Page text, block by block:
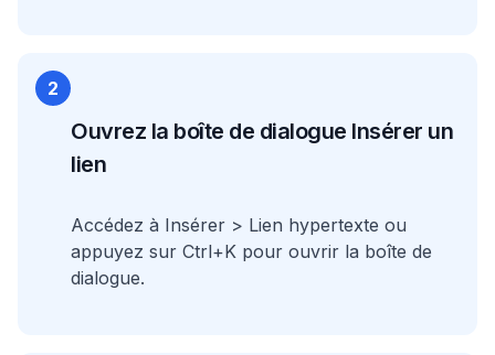
2
Ouvrez la boîte de dialogue Insérer un
lien
Accédez à Insérer > Lien hypertexte ou
appuyez sur Ctrl+K pour ouvrir la boîte de
dialogue.